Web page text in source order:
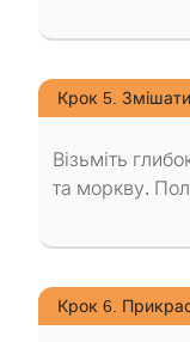
Крок 5. Змішати
Візьміть
та моркву.
Крок 6.